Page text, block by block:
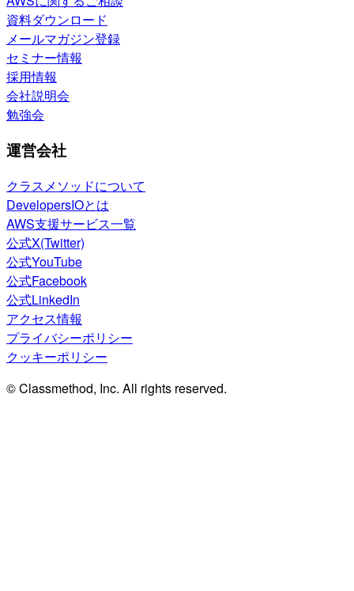
資料ダウンロード
メールマガジン登録
セミナー情報
採用情報
会社説明会
勉強会
運営会社
クラスメソッドについて
DevelopersIOとは
AWS支援サービス一覧
公式X(Twitter)
公式YouTube
公式Facebook
公式LinkedIn
アクセス情報
プライバシーポリシー
クッキーポリシー
© Classmethod, Inc. All rights reserved.